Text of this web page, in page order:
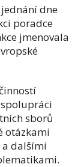
dne
poradce
jmenovala
sborů
otázkami
dalšími